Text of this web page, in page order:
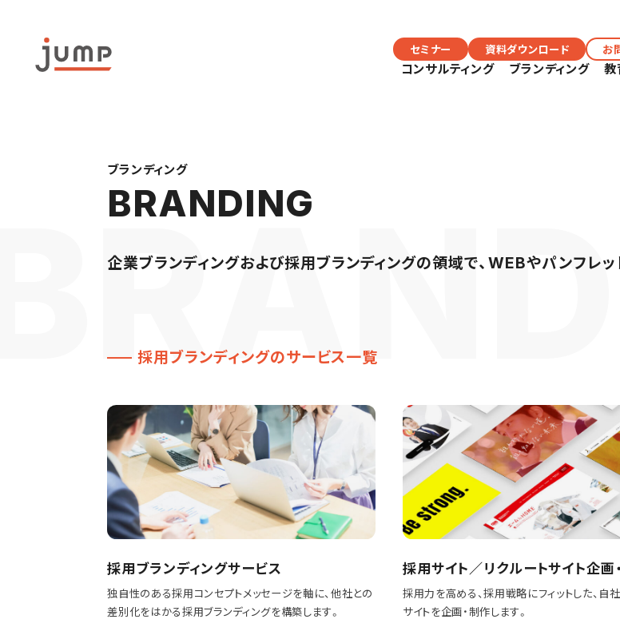
コンサルティング ブランディング 教
セミナー 資料ダウンロード お
ブランディング
BRANDING
企業ブランディングおよび採用ブランディングの領域で、WEBやパンフレッ
採用ブランディングのサービス一覧
採用ブランディングサービス
独自性のある採用コンセプトメッセージを軸に、他社との
差別化をはかる採用ブランディングを構築します。
採用サイト／リクルートサイト企画
採用力を高める、採用戦略にフィットした、自
サイトを企画・制作します。